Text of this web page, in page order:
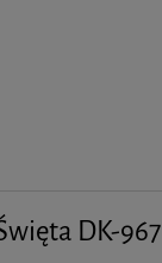
DK-967